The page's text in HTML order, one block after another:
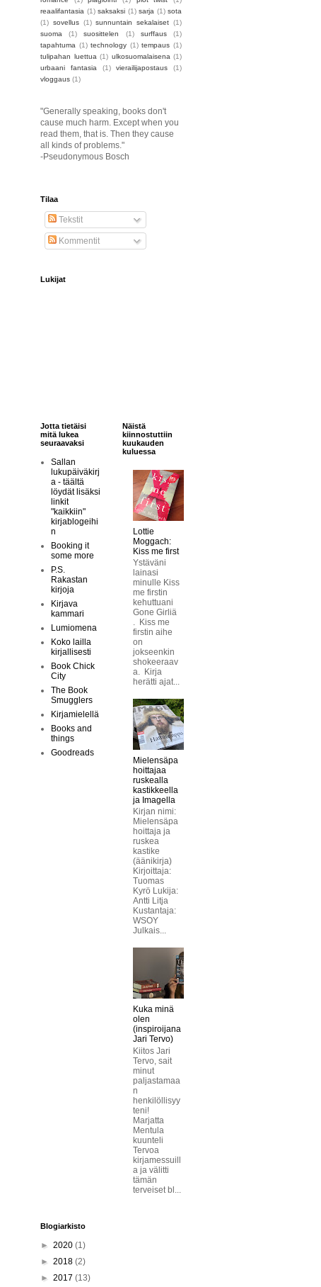
reaalifantasia (1) saksaksi (1) sarja (1) sota
(1) sovellus (1) sunnuntain sekalaiset (1)
suoma
(1) suosittelen (1) surffaus
(1)
tapahtuma (1) technology (1) tempaus (1)
tulipahan luettua (1) ulkosuomalaisena (1)
urbaani fantasia
(1) vierailijapostaus
(1)
vloggaus (1)
"Generally speaking, books don't
cause much harm. Except when you
read them, that is. Then they cause
all kinds of problems."
-Pseudonymous Bosch
Tilaa
Tekstit
Kommentit
Lukijat
Jotta tietäisi
mitä lukea
seuraavaksi
Sallan
lukupäiväkirj
a - täältä
löydät lisäksi
linkit
"kaikkiin"
kirjablogeihi
n
Booking it
some more
P.S.
Rakastan
kirjoja
Kirjava
kammari
Lumiomena
Koko lailla
kirjallisesti
Book Chick
City
The Book
Smugglers
Kirjamielellä
Books and
things
Goodreads
Näistä
kiinnostuttiin
kuukauden
kuluessa
Lottie
Moggach:
Kiss me first
Ystäväni
lainasi
minulle Kiss
me firstin
kehuttuani
Gone Girliä
. Kiss me
firstin aihe
on
jokseenkin
shokeeraav
a. Kirja
herätti ajat...
Mielensäpa
hoittajaa
ruskealla
kastikkeella
ja Imagella
Kirjan nimi:
Mielensäpa
hoittaja ja
ruskea
kastike
(äänikirja)
Kirjoittaja:
Tuomas
Kyrö Lukija:
Antti Litja
Kustantaja:
WSOY
Julkais...
Kuka minä
olen
(inspiroijana
Jari Tervo)
Kiitos Jari
Tervo, sait
minut
paljastamaa
n
henkilöllisyy
teni!
Marjatta
Mentula
kuunteli
Tervoa
kirjamessuill
a ja välitti
tämän
terveiset bl...
Blogiarkisto
► 2020 (1)
► 2018 (2)
► 2017 (13)